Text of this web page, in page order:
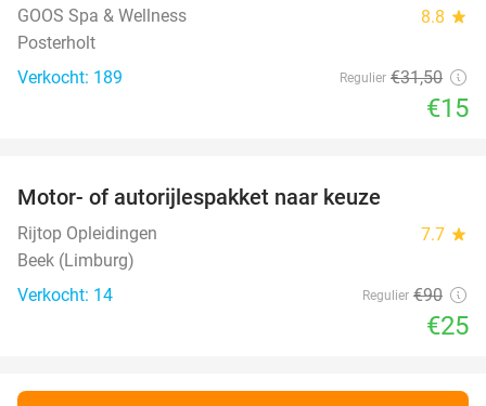
GOOS Spa & Wellness 8.8 star
Posterholt
Verkocht: 189
Regulier €31,50
€15
Motor- of autorijlespakket naar keuze
Rijtop Opleidingen 7.7 star
Beek (Limburg)
Verkocht: 14
Regulier €90
€25